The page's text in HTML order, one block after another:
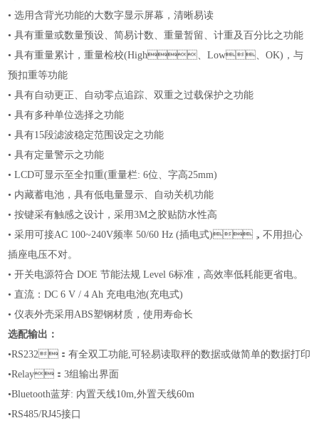
• 选用含背光功能的大数字显示屏幕，清晰易读
• 具有重量或数量预设、简易计数、重量暂留、计重及百分比之功能
• 具有重量累计，重量检校(High、Low、OK)，与
预扣重等功能
• 具有自动更正、自动零点追踪、双重之过载保护之功能
• 具有多种单位选择之功能
• 具有15段滤波稳定范围设定之功能
• 具有定量警示之功能
• LCD可显示至全扣重(重量栏: 6位、字高25mm)
• 内藏蓄电池，具有低电量显示、自动关机功能
• 按键采有触感之设计，采用3M之胶贴防水性高
• 采用可接AC 100~240V频率 50/60 Hz (插电式)，不用担心
插座电压不对。
• 开关电源符合 DOE 节能法规 Level 6标准，高效率低耗能更省电。
• 直流：DC 6 V / 4 Ah 充电电池(充电式)
• 仪表外壳采用ABS塑钢材质，使用寿命长
选配输出：
•RS232：有全双工功能,可轻易读取秤的数据或做简单的数据打印
•Relay：3组输出界面
•Bluetooth蓝芽: 内置天线10m,外置天线60m
•RS485/RJ45接口